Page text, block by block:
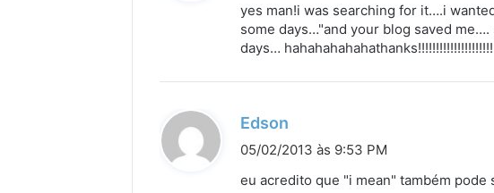
s
e
yes man!i was searching for it….i
some days…"and your blog saved
days…
Edson
i
05/02/2013 às 9:53 PM
eu acredito que "i mean" também pode